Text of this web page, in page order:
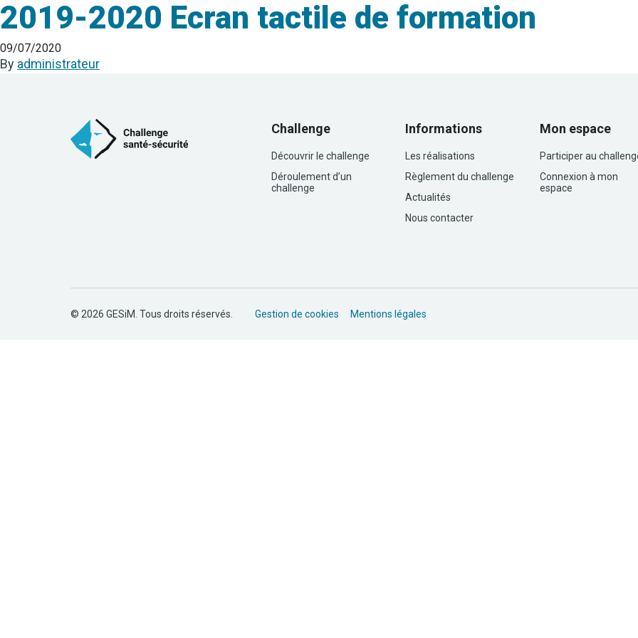
2019-2020 Ecran tactile de formation
09/07/2020
By administrateur
Challenge
Découvrir le challenge
Déroulement d’un
challenge
Informations
Les réalisations
Règlement du challenge
Actualités
Nous contacter
Mon espace
Participer au
Connexion à mon
espace
© 2026 GESiM. Tous droits réservés. Gestion de cookies Mentions légales